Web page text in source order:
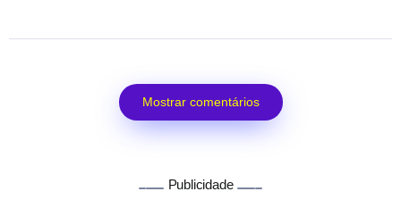
Mostrar comentários
Publicidade